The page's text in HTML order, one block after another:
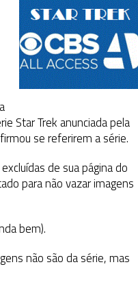
VISTA
Star Trek anunciada pela
se referirem a série.
de sua página do
para não vazar imagens
bem).
não são da série, mas